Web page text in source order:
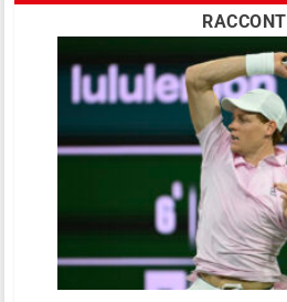
RACCONTI